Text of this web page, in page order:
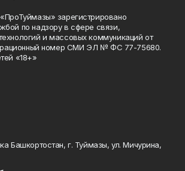
зарегистрировано
по надзору в сфере связи,
и массовых коммуникаций от
номер СМИ ЭЛ № ФС 77-75680.
«18+»
Башкортостан, г. Туймазы, ул. Мичурина,